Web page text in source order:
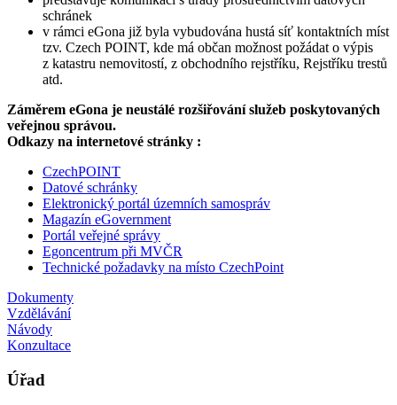
schránek
v rámci eGona již byla vybudována hustá síť kontaktních míst
tzv. Czech POINT, kde má občan možnost požádat o výpis
z katastru nemovitostí, z obchodního rejstříku, Rejstříku trestů
atd.
Záměrem eGona je neustálé rozšiřování služeb poskytovaných
veřejnou správou.
Odkazy na internetové stránky :
CzechPOINT
Datové schránky
Elektronický portál územních samospráv
Magazín eGovernment
Portál veřejné správy
Egoncentrum při MVČR
Technické požadavky na místo CzechPoint
Dokumenty
Vzdělávání
Návody
Konzultace
Úřad